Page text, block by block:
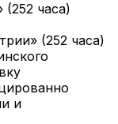
(252 часа)
(252 часа)
и